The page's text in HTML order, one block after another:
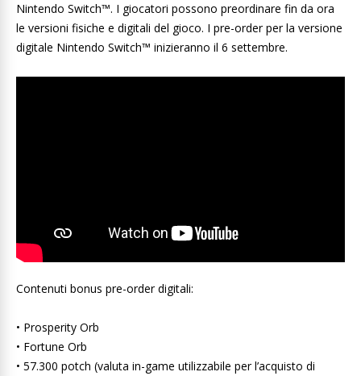
Nintendo Switch™. I giocatori possono preordinare fin da ora
le versioni fisiche e digitali del gioco. I pre-order per la versione
digitale Nintendo Switch™ inizieranno il 6 settembre.
Contenuti bonus pre-order digitali:
• Prosperity Orb
• Fortune Orb
• 57.300 potch (valuta in-game utilizzabile per l’acquisto di